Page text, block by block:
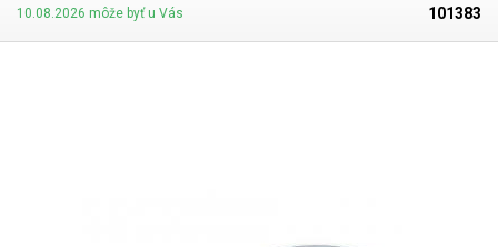
10.08.2026 môže byť u Vás 101383